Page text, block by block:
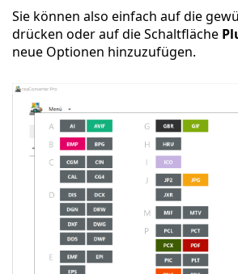
Sie können also einfach auf die
drücken oder auf die Schaltfläche
neue Optionen hinzuzufügen.